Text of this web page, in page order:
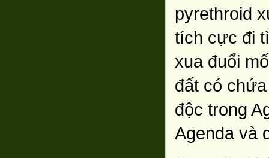
pyrethroid
tích cực đi
xua đuổi
đất có
độc trong
Agenda và